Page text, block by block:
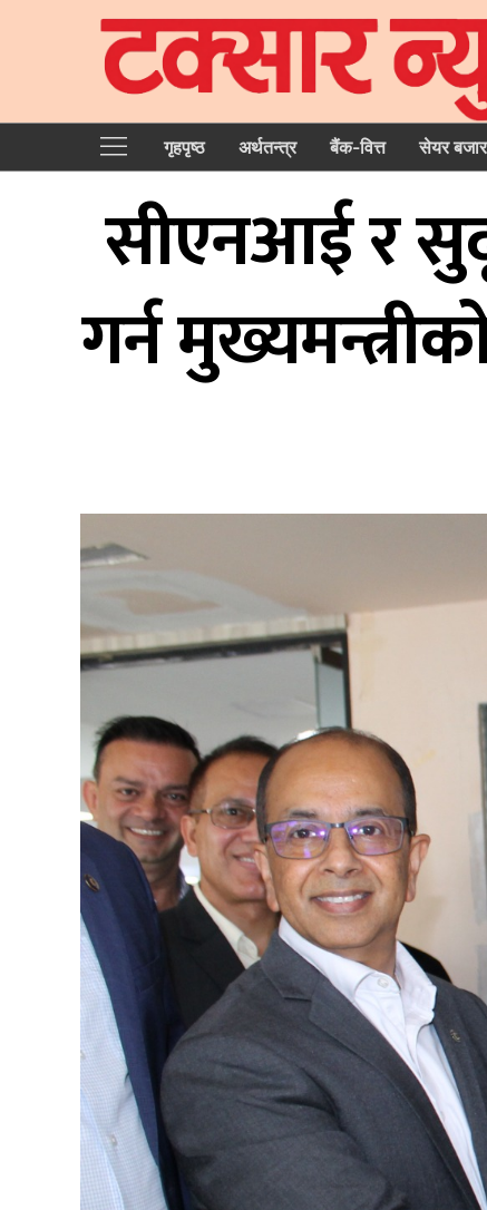
गृहपृष्‍ठ अर्थतन्त्र बैंक-वित्त सेयर बजार
सीएनआई र
गर्न